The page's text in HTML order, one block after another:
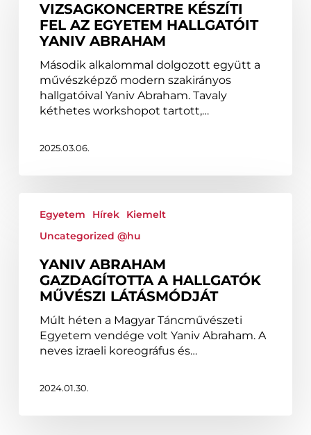
Egyetem
hallgatóit
Yaniv
Abraham
VIZSAGKONCERTRE KÉSZÍTI
FEL AZ EGYETEM HALLGATÓIT
YANIV ABRAHAM
Második alkalommal dolgozott együtt a
művészképző modern szakirányos
hallgatóival Yaniv Abraham. Tavaly
kéthetes workshopot tartott,…
2025.03.06.
Abraham
gazdagította
hallgatók
művészi
látásmódját
Egyetem Hírek
Kiemelt
Uncategorized @hu
YANIV ABRAHAM
GAZDAGÍTOTTA A HALLGATÓK
MŰVÉSZI LÁTÁSMÓDJÁT
Múlt héten a Magyar Táncművészeti
Egyetem vendége volt Yaniv Abraham. A
neves izraeli koreográfus és…
2024.01.30.